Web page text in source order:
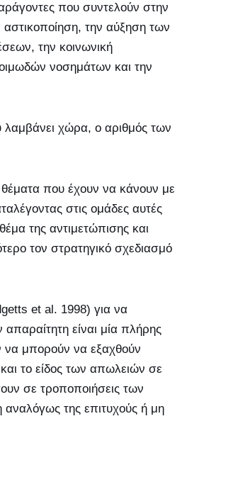
που συντελούν στην
την αύξηση των
την κοινωνική
νοσημάτων και την
χώρα, ο αριθμός των
θέματα που έχουν να κάνουν με
στις ομάδες αυτές
της αντιμετώπισης και
τον στρατηγικό σχεδιασμό
et al. 1998) για να
είναι μία πλήρης
μπορούν να εξαχθούν
το είδος των απωλειών σε
σε τροποποιήσεις των
της επιτυχούς ή μη